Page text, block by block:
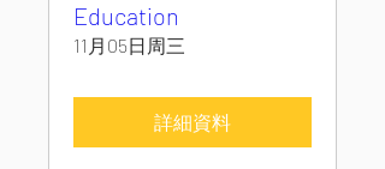
Education
11月05日周三
詳細資料